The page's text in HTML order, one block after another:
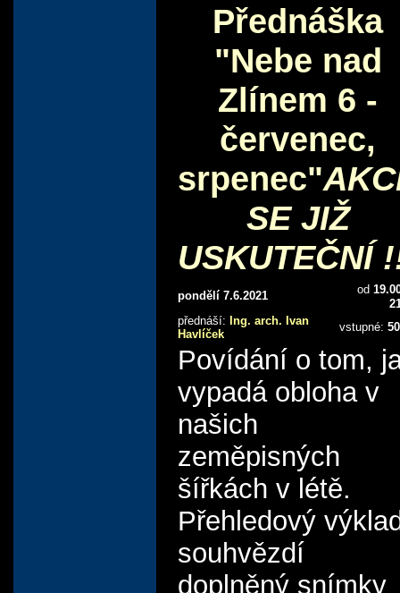
Přednáška
"Nebe nad
Zlínem 6 -
červenec,
srpenec"
SE JIŽ
USKUTEČNÍ
pondělí 7.6.2021 od
přednáší: Ing. arch. Ivan
Havlíček
vstupné:
Povídání o tom,
vypadá obloha v
našich
zeměpisných
šířkách v létě.
Přehledový
souhvězdí
doplněný snímky